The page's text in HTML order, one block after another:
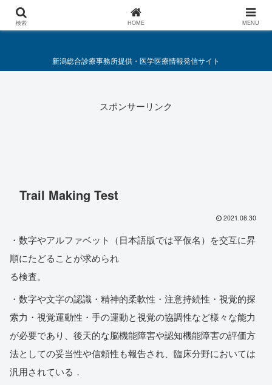
総合診療・救急医療施策要綱
新潟総合診療事務所提供・医学医療情報発信サイト
スポンサーリンク
Trail Making Test
2021.08.30
・数字やアルファベット（日本語版では平仮名）を交互に昇
順にたどることが求められ
る検査。
・数字や文字の認識・精神的柔軟性・注意持続性・視覚的探
索力・視覚運動性・手の運動と視覚の協調性など様々な能力
が必要であり、後天的な脳機能障害や認知機能障害の評価方
法としての妥当性や信頼性も報告され、臨床分野においては
汎用されている．
検索 HOME MENU